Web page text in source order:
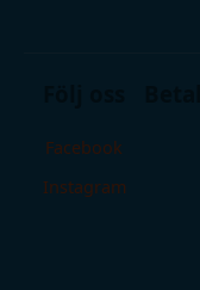
Facebook
Instagram